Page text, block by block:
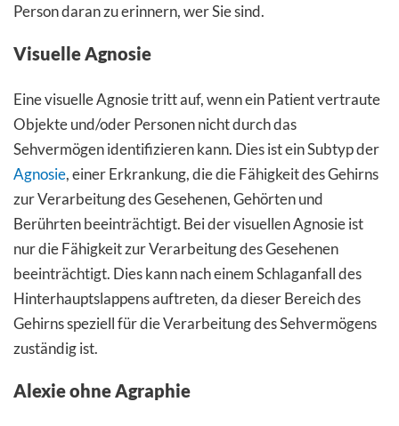
Person daran zu erinnern, wer Sie sind.
Visuelle Agnosie
Eine visuelle Agnosie tritt auf, wenn ein Patient vertraute
Objekte und/oder Personen nicht durch das
Sehvermögen identifizieren kann. Dies ist ein Subtyp der
Agnosie, einer Erkrankung, die die Fähigkeit des Gehirns
zur Verarbeitung des Gesehenen, Gehörten und
Berührten beeinträchtigt. Bei der visuellen Agnosie ist
nur die Fähigkeit zur Verarbeitung des Gesehenen
beeinträchtigt. Dies kann nach einem Schlaganfall des
Hinterhauptslappens auftreten, da dieser Bereich des
Gehirns speziell für die Verarbeitung des Sehvermögens
zuständig ist.
Alexie ohne Agraphie